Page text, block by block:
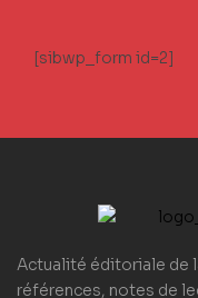
[sibwp_form id=2]
Actualité éditoriale de
références, notes de